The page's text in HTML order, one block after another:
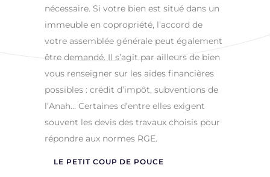
nécessaire. Si votre bien est situé dans un
immeuble en copropriété, l’accord de
votre assemblée générale peut également
être demandé. Il s’agit par ailleurs de bien
vous renseigner sur les aides financières
possibles : crédit d’impôt, subventions de
l’Anah… Certaines d’entre elles exigent
souvent les devis des travaux choisis pour
répondre aux normes RGE.
LE PETIT COUP DE POUCE